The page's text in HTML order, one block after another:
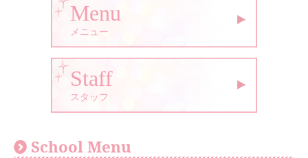
Menu
メニュー
Staff
スタッフ
School Menu